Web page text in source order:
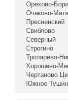
Орехово-
Очаково-
Пресненский
Свиблово
Северный
Строгино
Тропарёво-
Хорошёво-
Чертаново
Южное